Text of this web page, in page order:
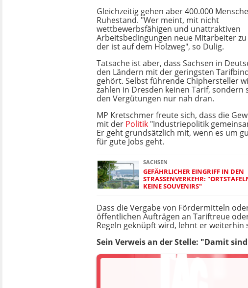
Gleichzeitig gehen aber 400.000
Ruhestand. "Wer meint, mit nicht
wettbewerbsfähigen und unattraktiven
Arbeitsbedingungen neue Mitarbeiter
der ist auf dem Holzweg", so Dulig.
Tatsache ist aber, dass Sachsen in
den Ländern mit der geringsten
gehört. Selbst führende Chiphersteller
zahlen in Dresden keinen Tarif, sondern
den Vergütungen nur nah dran.
MP Kretschmer freute sich, dass die
mit der Politik "Industriepolitik
Er geht grundsätzlich mit, wenn es um
für gute Jobs geht.
SACHSEN
GEFÄHRLICHER EINGRIFF IN DEN
STRASSENVERKEHR:
EINE SOUVENIRS"
Dass die Vergabe von Fördermitteln
öffentlichen Aufträgen an Tariftreue
Regeln geknüpft wird, lehnt er weiterhin
Sein Verweis an der Stelle: "Damit